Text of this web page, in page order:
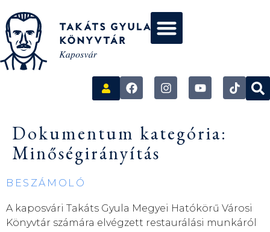
Dokumentum kategória:
Minőségirányítás
BESZÁMOLÓ
A kaposvári Takáts Gyula Megyei Hatókörű Városi
Könyvtár számára elvégzett restaurálási munkáról